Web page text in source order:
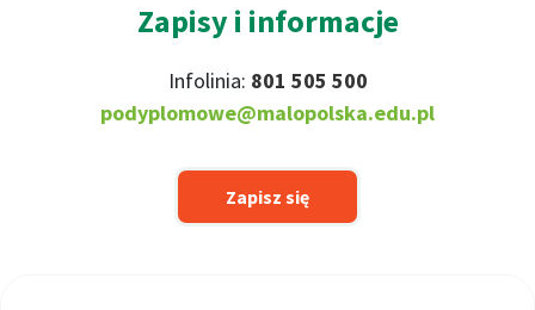
Zapisy i informacje
Infolinia: 801 505 500
podyplomowe@malopolska.edu.pl
Zapisz się